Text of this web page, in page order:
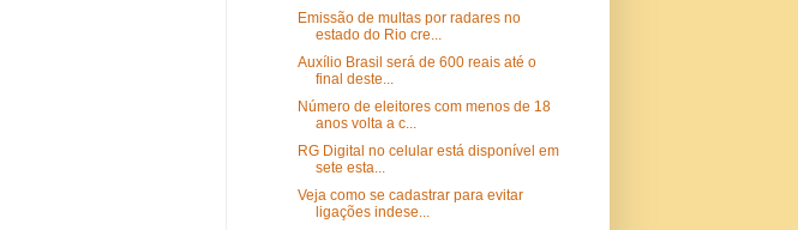
Emissão de multas por radares no
estado do Rio cre...
Auxílio Brasil será de 600 reais até o
final deste...
Número de eleitores com menos de 18
anos volta a c...
RG Digital no celular está disponível em
sete esta...
Veja como se cadastrar para evitar
ligações indese...